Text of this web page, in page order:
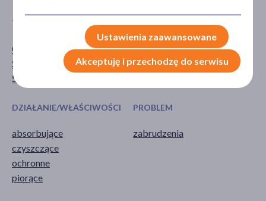
TYP PRODUKTU
Chemia gospodarcza
Środki czyszczące
Środki do prania
POSTAĆ
chusteczki
DZIAŁANIE/WŁAŚCIWOŚCI
absorbujące
czyszczące
ochronne
piorące
PROBLEM
zabrudzenia
Ustawienia zaawansowane
Akceptuję i przechodzę do serwisu